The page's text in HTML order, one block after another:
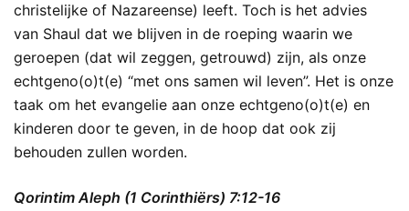
christelijke of Nazareense) leeft. Toch is het advies
van Shaul dat we blijven in de roeping waarin we
geroepen (dat wil zeggen, getrouwd) zijn, als onze
echtgeno(o)t(e) “met ons samen wil leven”. Het is onze
taak om het evangelie aan onze echtgeno(o)t(e) en
kinderen door te geven, in de hoop dat ook zij
behouden zullen worden.
Qorintim Aleph (1 Corinthiërs) 7:12-16